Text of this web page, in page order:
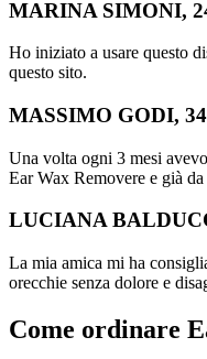
MARINA SIMONI,
Ho iniziato a usare questo
questo sito.
MASSIMO GODI,
Una volta ogni 3 mesi
Ear Wax Removere e già
LUCIANA
La mia amica mi ha
orecchie senza dolore e
Come ordinare